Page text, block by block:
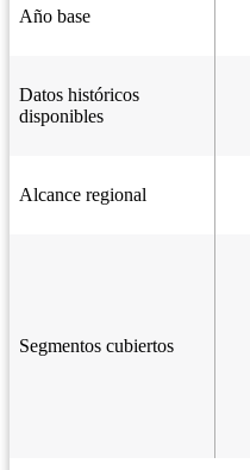
Año base
Datos históricos
disponibles
Alcance regional
Segmentos cubiertos